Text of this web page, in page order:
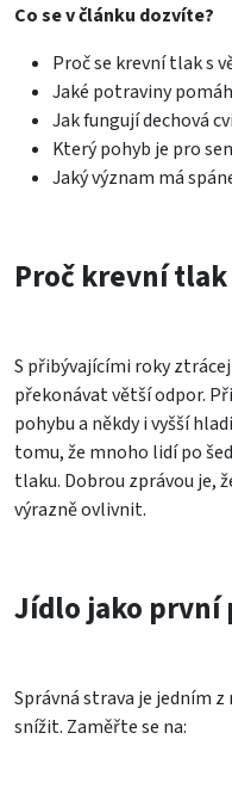
Co se v článku dozvíte?
Proč se krevní tlak s
Jaké potraviny
Jak fungují dechová
Který pohyb je pro
Jaký význam má
Proč krevní tlak
S přibývajícími roky
překonávat větší odpor.
pohybu a někdy i vyšší
tomu, že mnoho lidí po
tlaku. Dobrou zprávou je,
výrazně ovlivnit.
Jídlo jako první
Správná strava je jedním
snížit. Zaměřte se na: